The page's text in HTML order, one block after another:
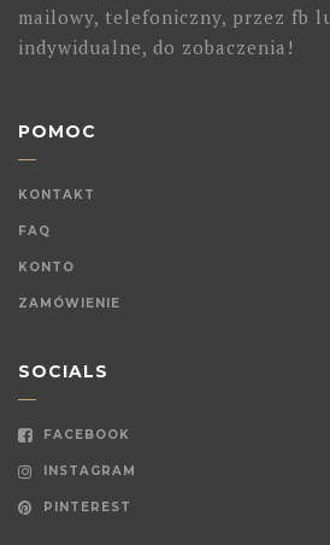
mailowy, telefoniczny, przez fb
indywidualne, do zobaczenia!
POMOC
KONTAKT
FAQ
KONTO
ZAMÓWIENIE
SOCIALS
FACEBOOK
INSTAGRAM
PINTEREST